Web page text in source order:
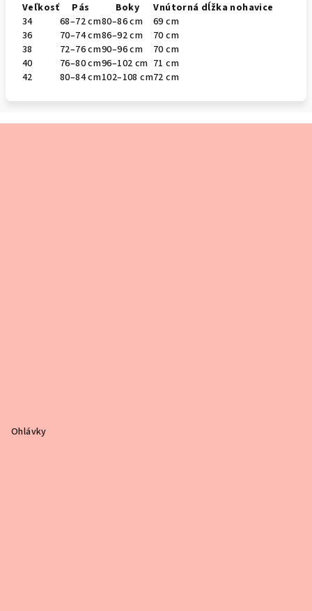
Veľkosť Pás Boky
Vnútorná dĺžka nohavice
34
68–72 cm80–86 cm
69 cm
36
70–74 cm86–92 cm
70 cm
38
72–76 cm90–96 cm
70 cm
40
76–80 cm96–102 cm 71 cm
42
80–84 cm102–108 cm72 cm
Ohlávky